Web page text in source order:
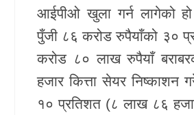
Unicode
आईपीओ खुला गर्न लागेको
पुँजी ८६ करोड रुपैयाँको ३०
करोड ८० लाख रुपैयाँ
हजार कित्ता सेयर निष्काशन
१० प्रतिशत (८ लाख ८६